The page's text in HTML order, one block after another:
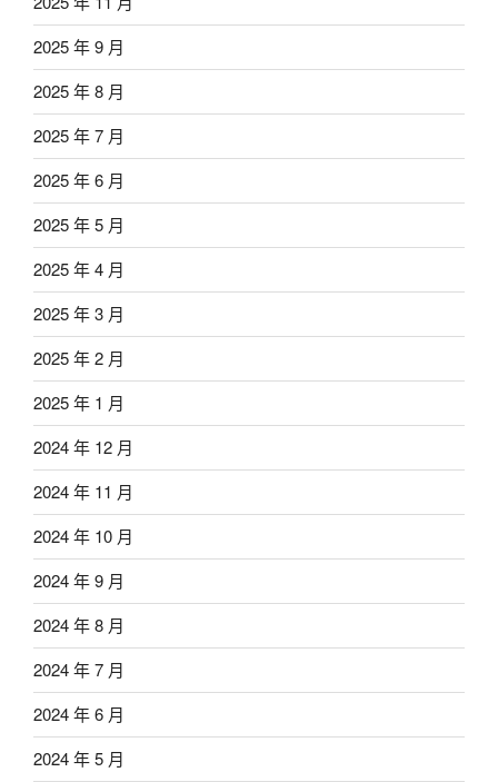
2025 年 9 月
2025 年 8 月
2025 年 7 月
2025 年 6 月
2025 年 5 月
2025 年 4 月
2025 年 3 月
2025 年 2 月
2025 年 1 月
2024 年 12 月
2024 年 11 月
2024 年 10 月
2024 年 9 月
2024 年 8 月
2024 年 7 月
2024 年 6 月
2024 年 5 月